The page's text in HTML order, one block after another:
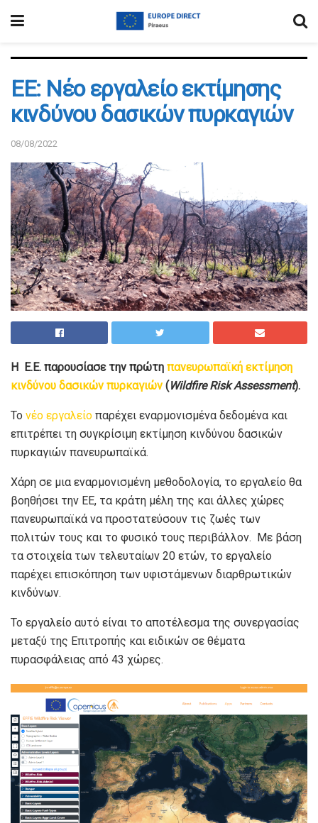
EE: Νέο εργαλείο εκτίμησης
κινδύνου δασικών πυρκαγιών
08/08/2022
Η Ε.Ε. παρουσίασε την πρώτη πανευρωπαϊκή εκτίμηση
κινδύνου δασικών πυρκαγιών (Wildfire Risk Assessment).
Το νέο εργαλείο παρέχει εναρμονισμένα δεδομένα και
επιτρέπει τη συγκρίσιμη εκτίμηση κινδύνου δασικών
πυρκαγιών πανευρωπαϊκά.
Χάρη σε μια εναρμονισμένη μεθοδολογία, το εργαλείο θα
βοηθήσει την ΕΕ, τα κράτη μέλη της και άλλες χώρες
πανευρωπαϊκά να προστατεύσουν τις ζωές των
πολιτών τους και το φυσικό τους περιβάλλον. Με βάση
τα στοιχεία των τελευταίων 20 ετών, το εργαλείο
παρέχει επισκόπηση των υφιστάμενων διαρθρωτικών
κινδύνων.
Το εργαλείο αυτό είναι το αποτέλεσμα της συνεργασίας
μεταξύ της Επιτροπής και ειδικών σε θέματα
πυρασφάλειας από 43 χώρες.